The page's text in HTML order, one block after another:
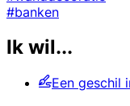
#banken
Ik wil...
Een geschil